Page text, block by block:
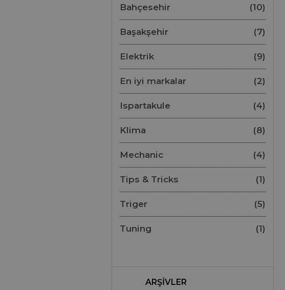
Bahçesehir (10)
Başakşehir (7)
Elektrik (9)
En iyi markalar (2)
Ispartakule (4)
Klima (8)
Mechanic (4)
Tips & Tricks (1)
Triger (5)
Tuning (1)
ARŞIVLER